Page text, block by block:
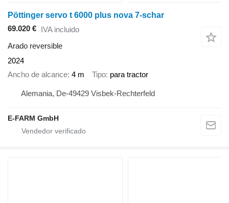
Pöttinger servo t 6000 plus nova 7-schar
69.020 € IVA incluido
Arado reversible
2024
Ancho de alcance 4 m Tipo para tractor
Alemania, De-49429 Visbek-Rechterfeld
E-FARM GmbH